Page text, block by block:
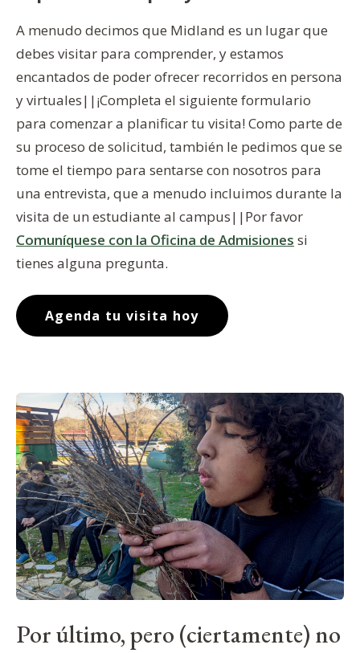
A menudo decimos que Midland es un lugar que
debes visitar para comprender, y estamos
encantados de poder ofrecer recorridos en persona
y virtuales||¡Completa el siguiente formulario
para comenzar a planificar tu visita! Como parte de
su proceso de solicitud, también le pedimos que se
tome el tiempo para sentarse con nosotros para
una entrevista, que a menudo incluimos durante la
visita de un estudiante al campus||Por favor
Comuníquese con la Oficina de Admisiones si
tienes alguna pregunta.
Agenda tu visita hoy
Por último, pero (ciertamente) no